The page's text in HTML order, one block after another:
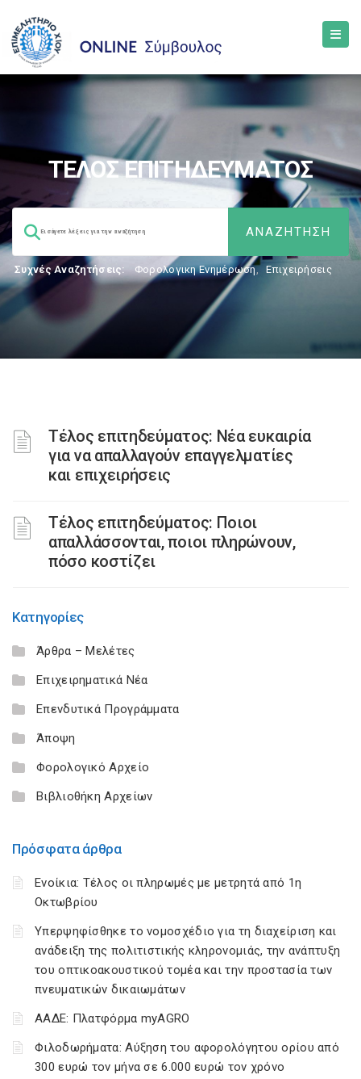
ΤΕΛΟΣ ΕΠΙΤΗΔΕΥΜΑΤΟΣ
Συχνές Αναζητήσεις: Φορολογικη Ενημέρωση, Επιχειρήσεις
Τέλος επιτηδεύματος: Νέα ευκαιρία
για να απαλλαγούν επαγγελματίες
και επιχειρήσεις
Τέλος επιτηδεύματος: Ποιοι
απαλλάσσονται, ποιοι πληρώνουν,
πόσο κοστίζει
Κατηγορίες
Άρθρα – Μελέτες
Επιχειρηματικά Νέα
Επενδυτικά Προγράμματα
Άποψη
Φορολογικό Αρχείο
Βιβλιοθήκη Αρχείων
Πρόσφατα άρθρα
Ενοίκια: Τέλος οι πληρωμές με μετρητά από 1η
Οκτωβρίου
Υπερψηφίσθηκε το νομοσχέδιο για τη διαχείριση και
ανάδειξη της πολιτιστικής κληρονομιάς, την ανάπτυξη
του οπτικοακουστικού τομέα και την προστασία των
πνευματικών δικαιωμάτων
ΑΑΔΕ: Πλατφόρμα myAGRO
Φιλοδωρήματα: Αύξηση του αφορολόγητου ορίου από
300 ευρώ τον μήνα σε 6.000 ευρώ τον χρόνο